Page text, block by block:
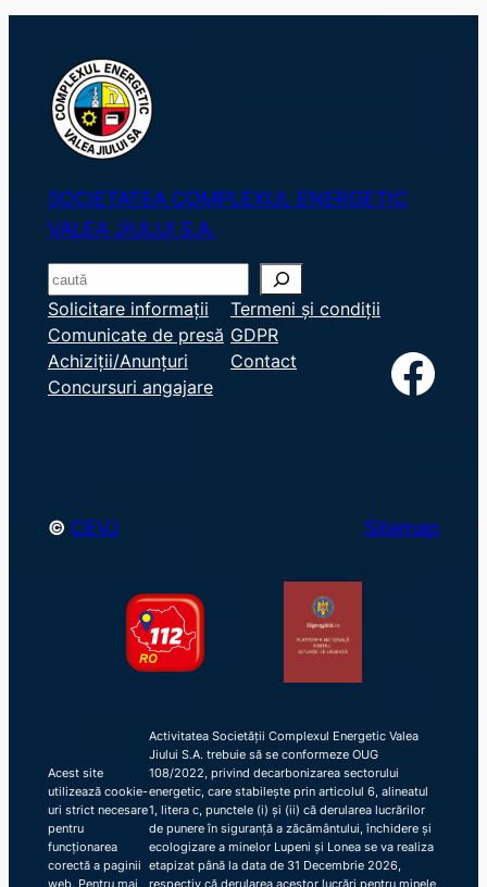
SOCIETATEA COMPLEXUL ENERGETIC
VALEA JIULUI S.A.
S
e
a
r
c
Solicitare informații
Comunicate de presă
Achiziții/Anunțuri
Concursuri angajare
Termeni și condiții
GDPR
Contact
Facebook
© CEVJ Sitemap
Acest site
utilizează cookie-
uri strict necesare
pentru
funcționarea
corectă a paginii
web. Pentru mai
Activitatea Societății Complexul Energetic Valea
Jiului S.A. trebuie să se conformeze OUG
108/2022, privind decarbonizarea sectorului
energetic, care stabilește prin articolul 6, alineatul
1, litera c, punctele (i) și (ii) că derularea lucrărilor
de punere în siguranță a zăcământului, închidere și
ecologizare a minelor Lupeni și Lonea se va realiza
etapizat până la data de 31 Decembrie 2026,
respectiv că derularea acestor lucrări pentru minele